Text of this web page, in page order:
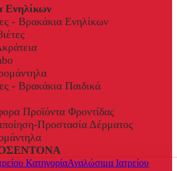
Ενηλίκων
- Βρακάκια Ενηλίκων
- Βρακάκια Παιδικά
Προϊόντα Φροντίδας
Προστασία Δέρματος
Αναλώσιμα Ιατρείου